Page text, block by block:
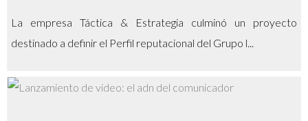
La empresa Táctica & Estrategia culminó un proyecto
destinado a definir el Perfil reputacional del Grupo l...